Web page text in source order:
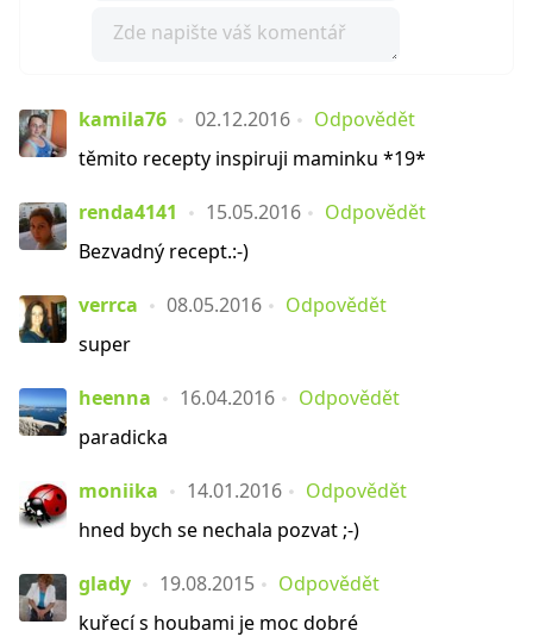
kamila76 02.12.2016
Odpovědět
těmito recepty inspiruji maminku *19*
renda4141 15.05.2016
Odpovědět
Bezvadný recept.:-)
verrca 08.05.2016
Odpovědět
super
heenna 16.04.2016
Odpovědět
paradicka
moniika 14.01.2016
Odpovědět
hned bych se nechala pozvat ;-)
glady 19.08.2015
Odpovědět
kuřecí s houbami je moc dobré